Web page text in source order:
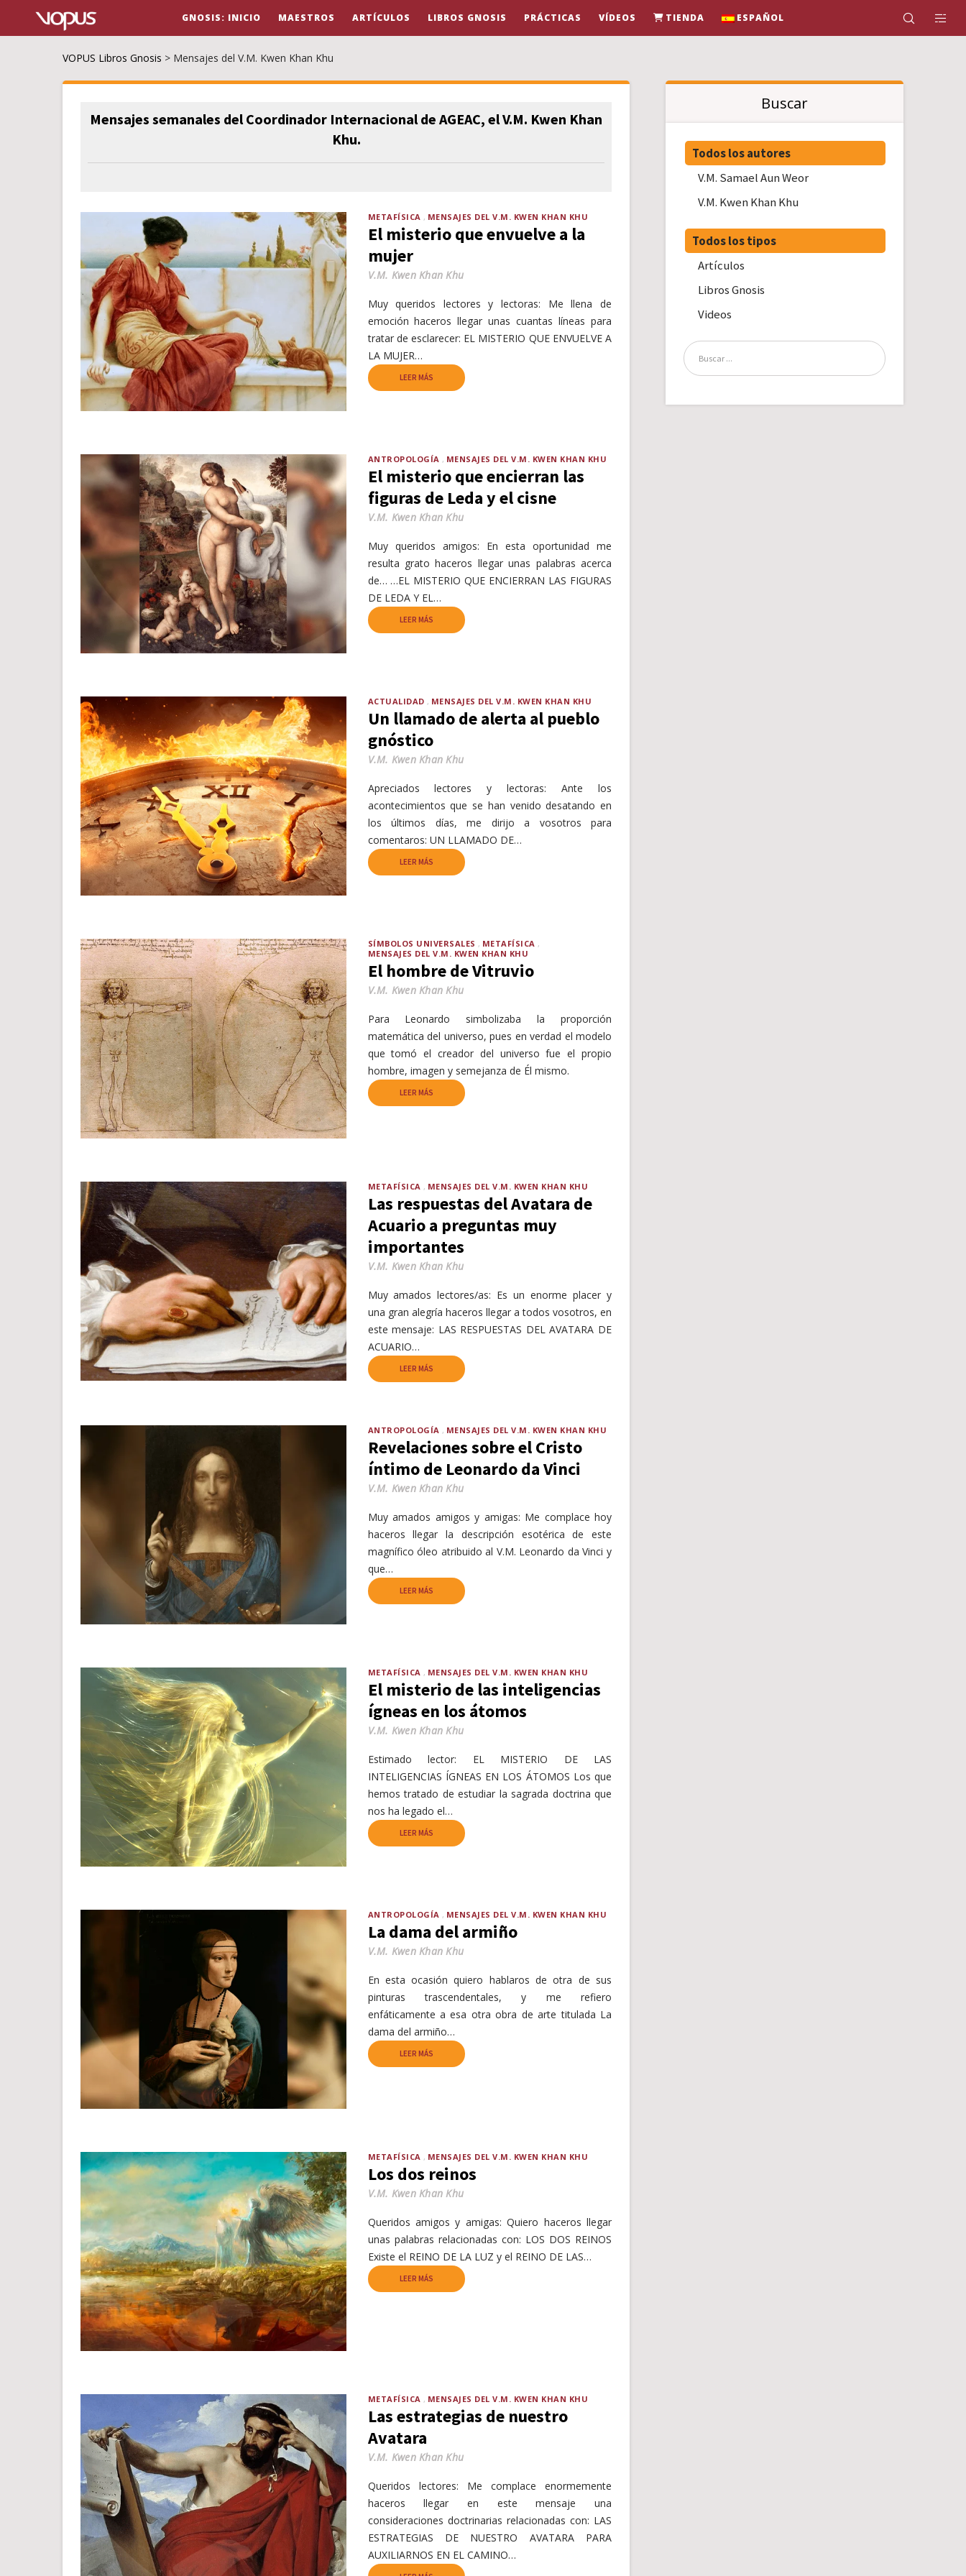
GNOSIS: INICIO MAESTROS ARTÍCULOS LIBROS GNOSIS PRÁCTICAS VÍDEOS TIENDA ESPAÑOL
VOPUS Libros Gnosis > Mensajes del V.M. Kwen Khan Khu
Mensajes semanales del Coordinador Internacional de AGEAC, el V.M. Kwen Khan
Khu.
METAFÍSICA MENSAJES DEL V.M. KWEN KHAN KHU
El misterio que envuelve a la
mujer
V.M. Kwen Khan Khu
Muy queridos lectores y lectoras: Me llena de
emoción haceros llegar unas cuantas líneas para
tratar de esclarecer: EL MISTERIO QUE ENVUELVE A
LA MUJER…
LEER MÁS
ANTROPOLOGÍA MENSAJES DEL V.M. KWEN KHAN KHU
El misterio que encierran las
figuras de Leda y el cisne
V.M. Kwen Khan Khu
Muy queridos amigos: En esta oportunidad me
resulta grato haceros llegar unas palabras acerca
de… …EL MISTERIO QUE ENCIERRAN LAS FIGURAS
DE LEDA Y EL…
LEER MÁS
ACTUALIDAD MENSAJES DEL V.M. KWEN KHAN KHU
Un llamado de alerta al pueblo
gnóstico
V.M. Kwen Khan Khu
Apreciados lectores y lectoras: Ante los
acontecimientos que se han venido desatando en
los últimos días, me dirijo a vosotros para
comentaros: UN LLAMADO DE…
LEER MÁS
SÍMBOLOS UNIVERSALES
METAFÍSICA
MENSAJES DEL V.M. KWEN KHAN KHU
El hombre de Vitruvio
V.M. Kwen Khan Khu
Para Leonardo simbolizaba la proporción
matemática del universo, pues en verdad el modelo
que tomó el creador del universo fue el propio
hombre, imagen y semejanza de Él mismo.
LEER MÁS
METAFÍSICA MENSAJES DEL V.M. KWEN KHAN KHU
Las respuestas del Avatara de
Acuario a preguntas muy
importantes
V.M. Kwen Khan Khu
Muy amados lectores/as: Es un enorme placer y
una gran alegría haceros llegar a todos vosotros, en
este mensaje: LAS RESPUESTAS DEL AVATARA DE
ACUARIO…
LEER MÁS
ANTROPOLOGÍA MENSAJES DEL V.M. KWEN KHAN KHU
Revelaciones sobre el Cristo
íntimo de Leonardo da Vinci
V.M. Kwen Khan Khu
Muy amados amigos y amigas: Me complace hoy
haceros llegar la descripción esotérica de este
magnífico óleo atribuido al V.M. Leonardo da Vinci y
que…
LEER MÁS
METAFÍSICA MENSAJES DEL V.M. KWEN KHAN KHU
El misterio de las inteligencias
ígneas en los átomos
V.M. Kwen Khan Khu
Estimado lector: EL MISTERIO DE LAS
INTELIGENCIAS ÍGNEAS EN LOS ÁTOMOS Los que
hemos tratado de estudiar la sagrada doctrina que
nos ha legado el…
LEER MÁS
ANTROPOLOGÍA MENSAJES DEL V.M. KWEN KHAN KHU
La dama del armiño
V.M. Kwen Khan Khu
En esta ocasión quiero hablaros de otra de sus
pinturas trascendentales, y me refiero
enfáticamente a esa otra obra de arte titulada La
dama del armiño…
LEER MÁS
METAFÍSICA MENSAJES DEL V.M. KWEN KHAN KHU
Los dos reinos
V.M. Kwen Khan Khu
Queridos amigos y amigas: Quiero haceros llegar
unas palabras relacionadas con: LOS DOS REINOS
Existe el REINO DE LA LUZ y el REINO DE LAS…
LEER MÁS
METAFÍSICA MENSAJES DEL V.M. KWEN KHAN KHU
Las estrategias de nuestro
Avatara
V.M. Kwen Khan Khu
Queridos lectores: Me complace enormemente
haceros llegar en este mensaje una
consideraciones doctrinarias relacionadas con: LAS
ESTRATEGIAS DE NUESTRO AVATARA PARA
AUXILIARNOS EN EL CAMINO…
Buscar
Todos los autores
V.M. Samael Aun Weor
V.M. Kwen Khan Khu
Todos los tipos
Artículos
Libros Gnosis
Videos